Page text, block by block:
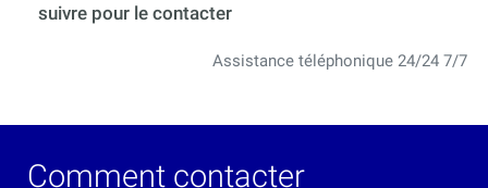
suivre pour le contacter
Assistance téléphonique 24/24 7/7
Comment contacter